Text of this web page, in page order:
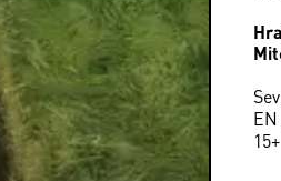
EN
15+